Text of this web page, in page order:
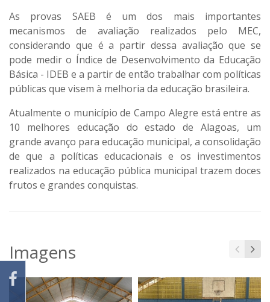
As provas SAEB é um dos mais importantes
mecanismos de avaliação realizados pelo MEC,
considerando que é a partir dessa avaliação que se
pode medir o Índice de Desenvolvimento da Educação
Básica - IDEB e a partir de então trabalhar com políticas
públicas que visem à melhoria da educação brasileira.
Atualmente o município de Campo Alegre está entre as
10 melhores educação do estado de Alagoas, um
grande avanço para educação municipal, a consolidação
de que a políticas educacionais e os investimentos
realizados na educação pública municipal trazem doces
frutos e grandes conquistas.
Imagens